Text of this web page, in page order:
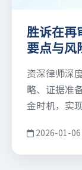
胜诉在再
要点与风
资深律师深
略、证据准
金时机，实
2026-01-06